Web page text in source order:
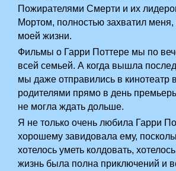
Пожирателями Смерти и их
Мортом, полностью захватил меня,
моей жизни.
Фильмы о Гарри Поттере мы по
всей семьей. А когда вышла
мы даже отправились в кинотеатр
родителями прямо в день
не могла ждать дольше.
Я не только очень любила Гарри
хорошему завидовала ему,
хотелось уметь колдовать,
жизнь была полна приключений и